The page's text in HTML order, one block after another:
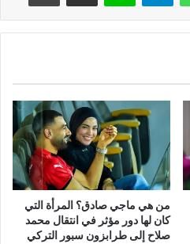
من هي ماجي صادق؟ المرأة التي
كان لها دور مؤثر في انتقال محمد
صلاح إلى طرابزون سبور التركي